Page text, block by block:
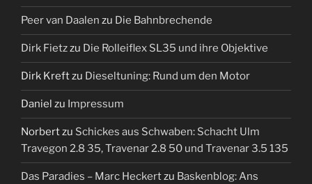
Peer van Daalen zu Die Bahnbrechende
Dirk Fietzzu Die Rolleiflex SL35 und ihre Objektive
Dirk Kreftzu Dieseltuning: Rund um den Motor
Daniel zu Impressum
Norbertzu Schickes aus Schwaben: Schacht Ulm
Travegon 2.8 35, Travenar 2.8 50 und Travenar 3.5 135
Das Paradies – Marc Heckertzu Baskenblog: Ans